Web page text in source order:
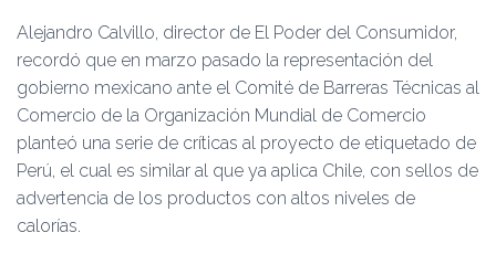
Alejandro Calvillo, director de El Poder del Consumidor,
recordó que en marzo pasado la representación del
gobierno mexicano ante el Comité de Barreras Técnicas al
Comercio de la Organización Mundial de Comercio
planteó una serie de críticas al proyecto de etiquetado de
Perú, el cual es similar al que ya aplica Chile, con sellos de
advertencia de los productos con altos niveles de
calorías.